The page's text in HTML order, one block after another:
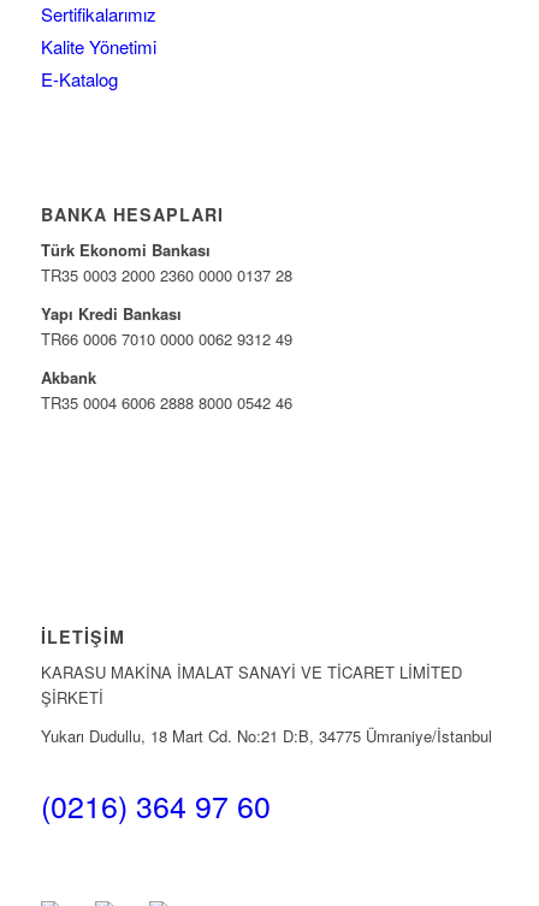
Sertifikalarımız
Kalite Yönetimi
E-Katalog
BANKA HESAPLARI
Türk Ekonomi Bankası
TR35 0003 2000 2360 0000 0137 28
Yapı Kredi Bankası
TR66 0006 7010 0000 0062 9312 49
Akbank
TR35 0004 6006 2888 8000 0542 46
İLETIŞIM
KARASU MAKİNA İMALAT SANAYİ VE TİCARET LİMİTED
ŞİRKETİ
Yukarı Dudullu, 18 Mart Cd. No:21 D:B, 34775 Ümraniye/İstanbul
(0216) 364 97 60